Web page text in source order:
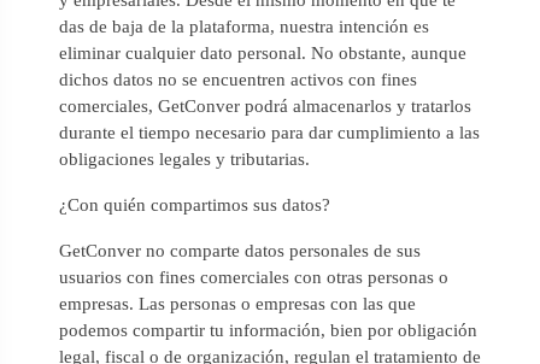
das de baja de la plataforma, nuestra intención es
eliminar cualquier dato personal. No obstante, aunque
dichos datos no se encuentren activos con fines
comerciales, GetConver podrá almacenarlos y tratarlos
durante el tiempo necesario para dar cumplimiento a las
obligaciones legales y tributarias.
¿Con quién compartimos sus datos?
GetConver no comparte datos personales de sus
usuarios con fines comerciales con otras personas o
empresas. Las personas o empresas con las que
podemos compartir tu información, bien por obligación
legal, fiscal o de organización, regulan el tratamiento de